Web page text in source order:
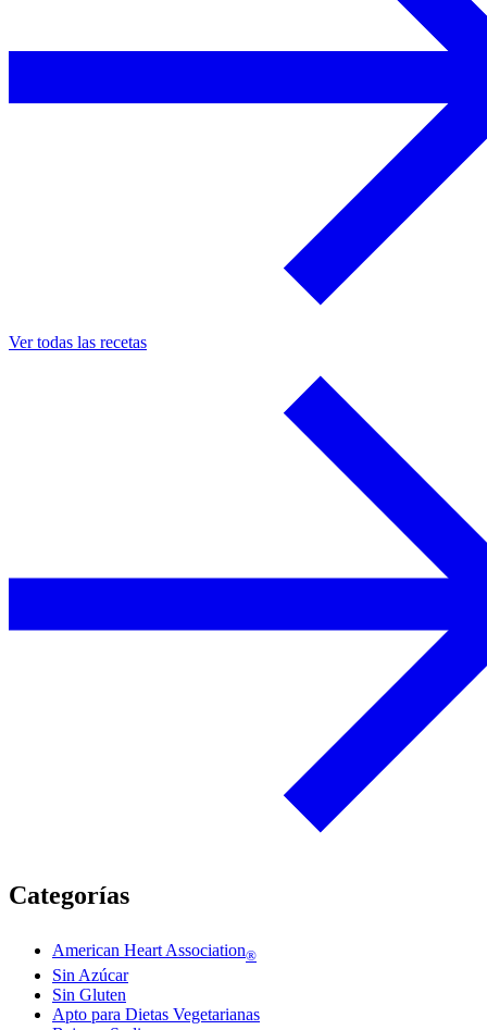
Ver todas las recetas
Categorías
American Heart Association®
Sin Azúcar
Sin Gluten
Apto para Dietas Vegetarianas